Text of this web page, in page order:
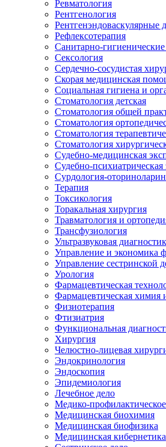
Ревматология
Рентгенология
Рентгенэндоваскулярные
Рефлексотерапия
Санитарно-
Сексология
Сердечно-сосудистая
Скорая медицинская
Социальная гигиена и
Стоматология детская
Стоматология общей
Стоматология
Стоматология
Стоматология
Судебно-медицинская
Судебно-психиатрическая
Сурдология-
Терапия
Токсикология
Торакальная хирургия
Травматология и
Трансфузиология
Ультразвуковая
Управление и экономика
Управление сестринской
Урология
Фармацевтическая
Фармацевтическая химия
Физиотерапия
Фтизиатрия
Функциональная
Хирургия
Челюстно-лицевая
Эндокринология
Эндоскопия
Эпидемиология
Лечебное дело
Медико-
Медицинская биохимия
Медицинская биофизика
Медицинская кибернетика